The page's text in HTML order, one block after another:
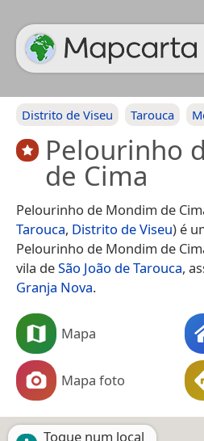
Distrito de Viseu Tarouca
Pelourinho
de Cima
Pelourinho de Mondim de
Tarouca, Distrito de Viseu) é
Pelourinho de Mondim de
vila deSão João de Tarouca,
Granja Nova.
Mapa
Mapa foto
Toque num local